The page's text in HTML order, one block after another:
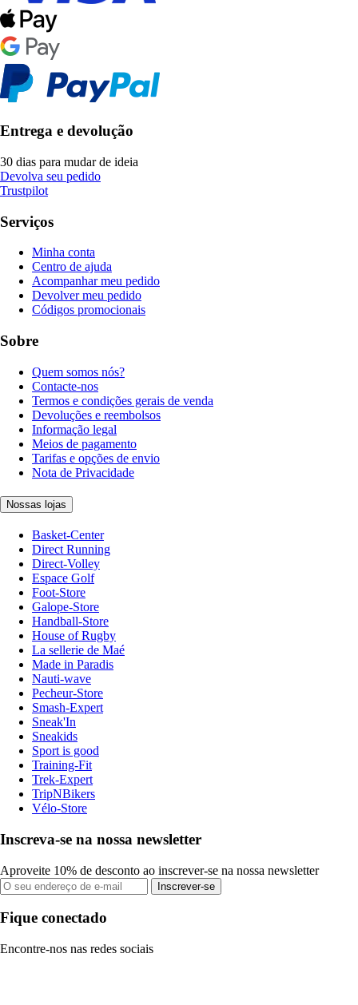
Entrega e devolução
30 dias para mudar de ideia
Devolva seu pedido
Trustpilot
Serviços
Minha conta
Centro de ajuda
Acompanhar meu pedido
Devolver meu pedido
Códigos promocionais
Sobre
Quem somos nós?
Contacte-nos
Termos e condições gerais de venda
Devoluções e reembolsos
Informação legal
Meios de pagamento
Tarifas e opções de envio
Nota de Privacidade
Nossas lojas
Basket-Center
Direct Running
Direct-Volley
Espace Golf
Foot-Store
Galope-Store
Handball-Store
House of Rugby
La sellerie de Maé
Made in Paradis
Nauti-wave
Pecheur-Store
Smash-Expert
Sneak'In
Sneakids
Sport is good
Training-Fit
Trek-Expert
TripNBikers
Vélo-Store
Inscreva-se na nossa newsletter
Aproveite 10% de desconto ao inscrever-se na nossa newsletter
Inscrever-se
Fique conectado
Encontre-nos nas redes sociais